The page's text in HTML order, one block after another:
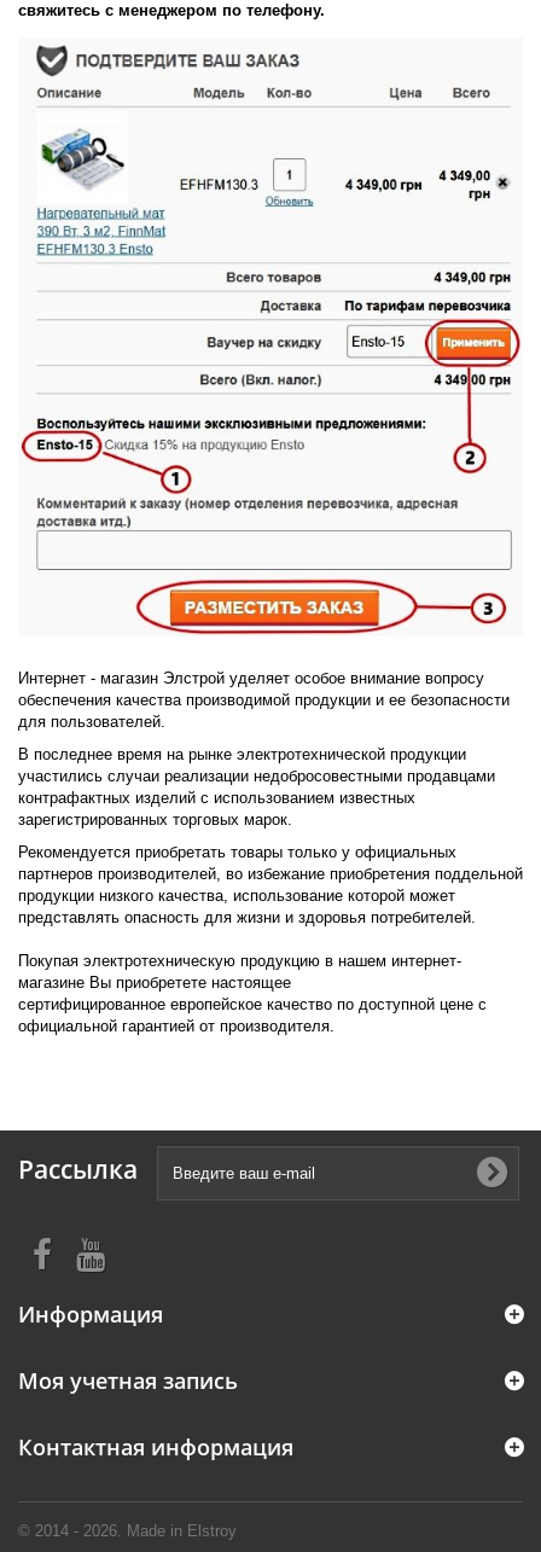
свяжитесь с менеджером по телефону.
Интернет - магазин Элстрой уделяет особое внимание вопросу
обеспечения качества производимой продукции и ее безопасности
для пользователей.
В последнее время на рынке электротехнической продукции
участились случаи реализации недобросовестными продавцами
контрафактных изделий с использованием известных
зарегистрированных торговых марок.
Рекомендуется приобретать товары только у официальных
партнеров производителей, во избежание приобретения поддельной
продукции низкого качества, использование которой может
представлять опасность для жизни и здоровья потребителей.
Покупая электротехническую продукцию в нашем интернет-
магазине Вы приобретете настоящее
сертифицированное европейское качество по доступной цене с
официальной гарантией от производителя.
Рассылка
Информация
© 2014 - 2026. Made in Elstroy
Моя учетная запись
Контактная информация